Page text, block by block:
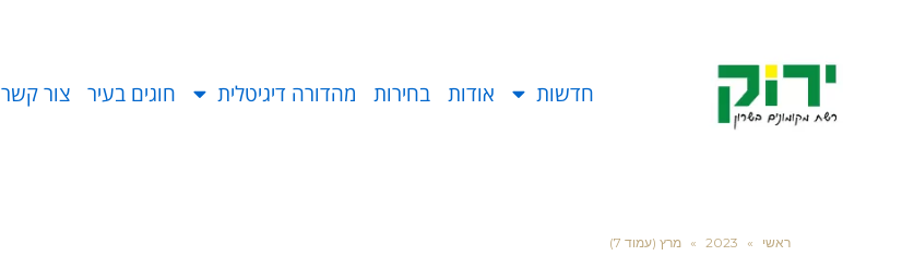
חדשות אודות בחירות מהדורה דיגיטלית חוגים בעיר צור קשר
ראשי »
2023
» מרץ (עמוד 7)